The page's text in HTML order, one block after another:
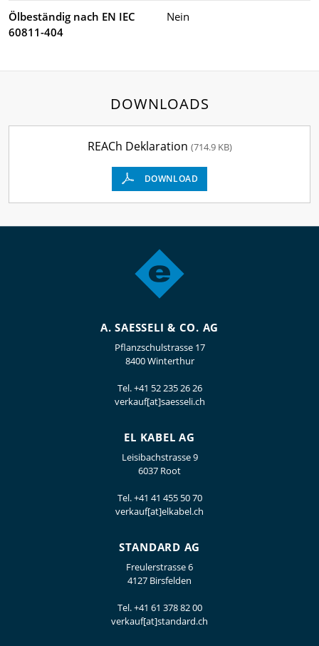
Ölbeständig nach EN IEC
60811-404
Nein
DOWNLOADS
REACh Deklaration (714.9 KB)
DOWNLOAD
A. SAESSELI & CO. AG
Pflanzschulstrasse 17
8400 Winterthur
Tel.+41 52 235 26 26
verkauf[at]saesseli.ch
EL KABEL AG
Leisibachstrasse 9
6037 Root
Tel.+41 41 455 50 70
verkauf[at]elkabel.ch
STANDARD AG
Freulerstrasse 6
4127 Birsfelden
Tel.+41 61 378 82 00
verkauf[at]standard.ch